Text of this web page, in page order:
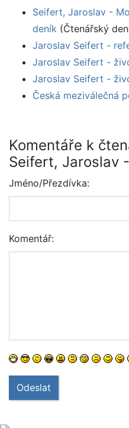
Seifert, Jaroslav -
deník (Čtenářský
Jaroslav Seifert -
Jaroslav Seifert -
Jaroslav Seifert -
Česká meziválečná
Komentáře k
Seifert, Jaroslav
Jméno/Přezdívka:
Komentář:
Odeslat